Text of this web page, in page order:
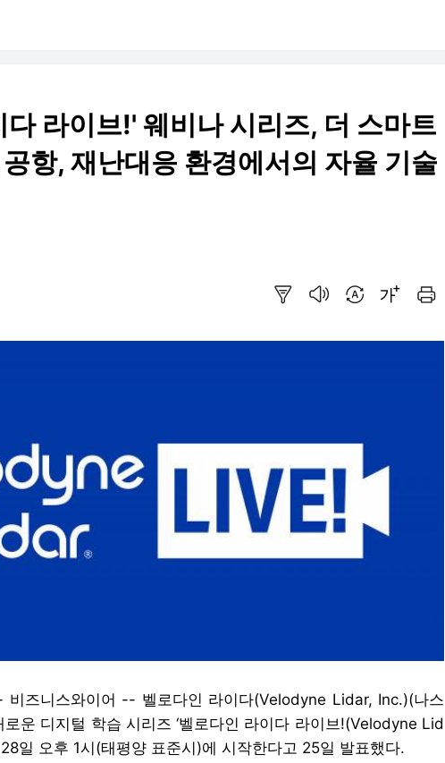
라이브!' 웨비나 시리즈, 더 스마트
항, 재난대응 환경에서의 자율 기술
비즈니스와이어 -- 벨로다인 라이다(Velodyne Lidar, Inc.)(나스
운 디지털 학습 시리즈 ‘벨로다인 라이다 라이브!(Velodyne Lid
일 오후 1시(태평양 표준시)에 시작한다고 25일 발표했다.